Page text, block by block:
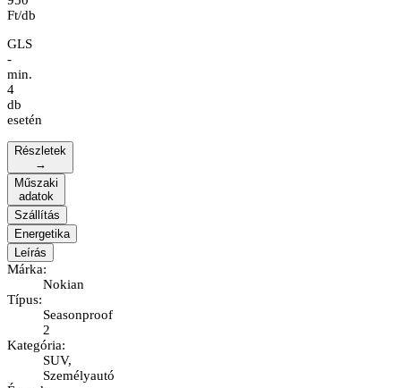
Ft/db
GLS
-
min.
4
db
esetén
Részletek
→
Műszaki
adatok
Szállítás
Energetika
Leírás
Márka:
Nokian
Típus:
Seasonproof
2
Kategória:
SUV,
Személyautó